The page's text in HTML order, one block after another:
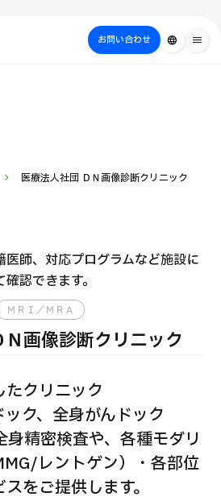
スツーリズムセンター（JMHC）
お問い合わせ language menu
ッケージ （湘南鎌倉総合病院）
医療法人社団 ＤＮ画像診断クリニック
医師、対応プログラムなど施設に
認できます。
ＭＲＩ／ＭＲＡ
画像診断クリニック
クリニック
ク、全身がんドック
精密検査や、各種モダリ
レントゲン）・各部位
をご提供します。